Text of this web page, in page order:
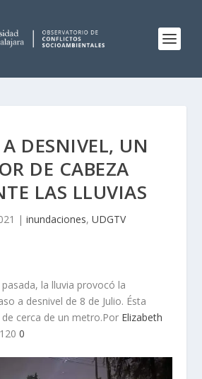
A DESNIVEL, UN
DE CABEZA
LAS LLUVIAS
| inundaciones, UDGTV
la lluvia provocó la
a desnivel de 8 de Julio. Ésta
cerca de un metro.Por Elizabeth
0